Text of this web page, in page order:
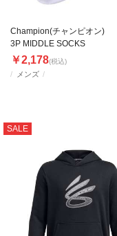
メンズ
Champion(チャンピオン)
3P MIDDLE SOCKS
￥2,178(税込)
SALE